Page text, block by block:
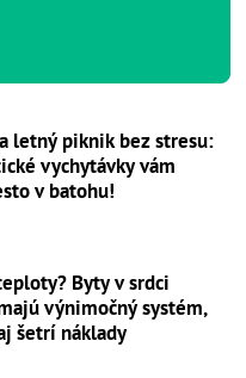
letný piknik bez stresu:
vychytávky vám
v batohu!
Byty v srdci
výnimočný systém,
šetrí náklady